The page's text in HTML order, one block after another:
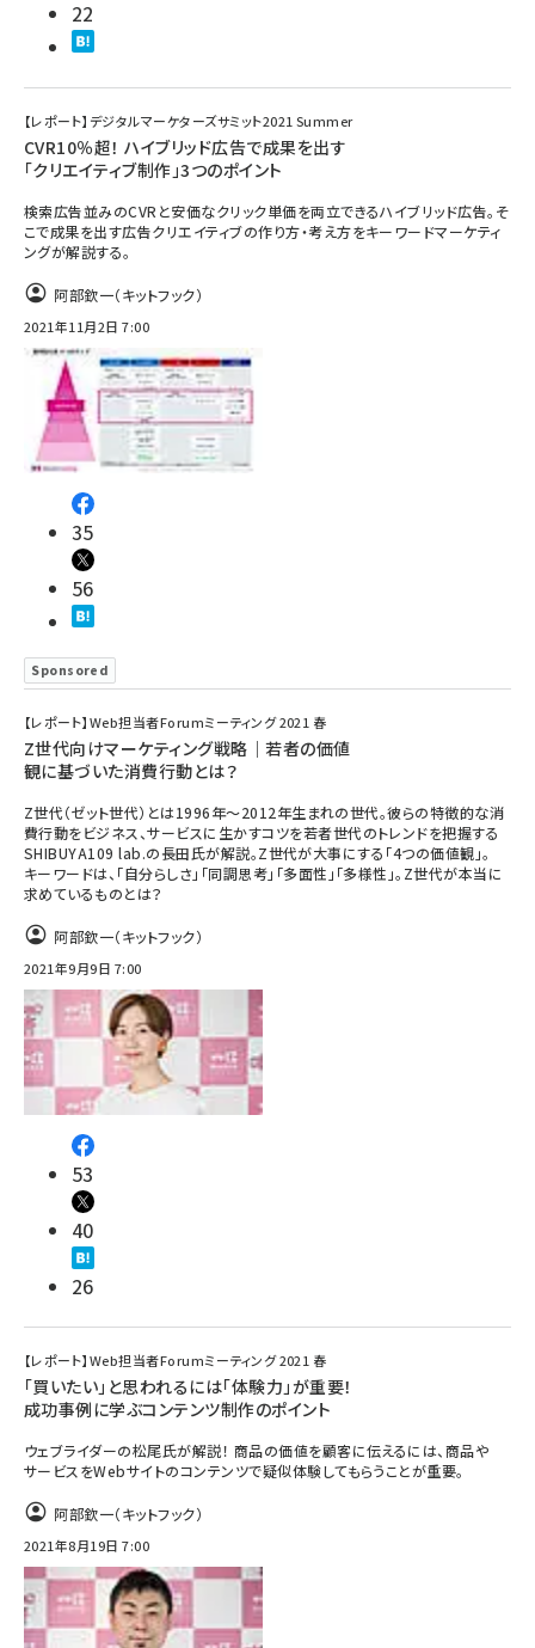
22
【レポート】デジタルマーケターズサミット2021 Summer
CVR10％超！ ハイブリッド広告で成果を出す
「クリエイティブ制作」3つのポイント
検索広告並みのCVRと安価なクリック単価を両立できるハイブリッド広告。そ
こで成果を出す広告クリエイティブの作り方・考え方をキーワードマーケティ
ングが解説する。
阿部欽一（キットフック）
2021年11月2日 7:00
35
56
Sponsored
【レポート】Web担当者Forumミーティング 2021 春
Z世代向けマーケティング戦略｜若者の価値
観に基づいた消費行動とは？
Z世代（ゼット世代）とは1996年〜2012年生まれの世代。彼らの特徴的な消
費行動をビジネス、サービスに生かすコツを若者世代のトレンドを把握する
SHIBUYA109 lab.の長田氏が解説。Z世代が大事にする「4つの価値観」。
キーワードは、「自分らしさ」「同調思考」「多面性」「多様性」。Z世代が本当に
求めているものとは？
阿部欽一（キットフック）
2021年9月9日 7:00
53
40
26
【レポート】Web担当者Forumミーティング 2021 春
「買いたい」と思われるには「体験力」が重要！
成功事例に学ぶコンテンツ制作のポイント
ウェブライダーの松尾氏が解説！ 商品の価値を顧客に伝えるには、商品や
サービスをWebサイトのコンテンツで疑似体験してもらうことが重要。
阿部欽一（キットフック）
2021年8月19日 7:00